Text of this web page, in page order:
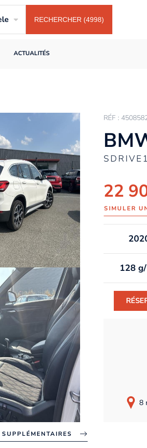
ACTUALITÉS
RECHERCHER (4998)
RÉF :
22
SIMULER
128
8